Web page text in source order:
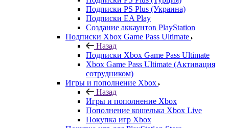
Подписки PS Plus (Украина)
Подписки EA Play
Создание аккаунтов PlayStation
Подписки Xbox Game Pass Ultimate
Назад
Подписки Xbox Game Pass Ultimate
Xbox Game Pass Ultimate (Активация
сотрудником)
Игры и пополнение Xbox
Назад
Игры и пополнение Xbox
Пополнение кошелька Xbox Live
Покупка игр Xbox